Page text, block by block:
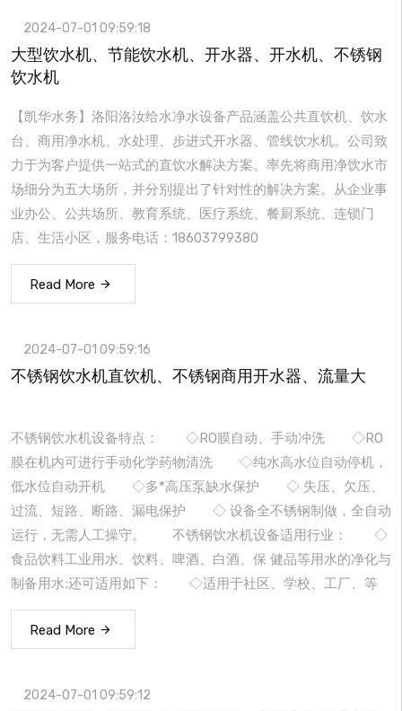
2024-07-01 09:59:18
大型饮水机、节能饮水机、开水器、开水机、不锈钢
饮水机
【凯华水务】洛阳洛汝给水净水设备产品涵盖公共直饮机、饮水
台、商用净水机、水处理、步进式开水器、管线饮水机。公司致
力于为客户提供一站式的直饮水解决方案。率先将商用净饮水市
场细分为五大场所，并分别提出了针对性的解决方案。从企业事
业办公、公共场所、教育系统、医疗系统、餐厨系统、连锁门
店、生活小区，服务电话：18603799380
Read More
2024-07-01 09:59:16
不锈钢饮水机直饮机、不锈钢商用开水器、流量大
不锈钢饮水机设备特点： ◇RO膜自动、手动冲洗 ◇RO
膜在机内可进行手动化学药物清洗 ◇纯水高水位自动停机，
低水位自动开机 ◇多*高压泵缺水保护 ◇ 失压、欠压、
过流、短路、断路、漏电保护 ◇ 设备全不锈钢制做，全自动
运行，无需人工操守。 不锈钢饮水机设备适用行业： ◇
食品饮料工业用水、饮料、啤酒、白酒、保 健品等用水的净化与
制备用水;还可适用如下： ◇适用于社区、学校、工厂、等
Read More
2024-07-01 09:59:12